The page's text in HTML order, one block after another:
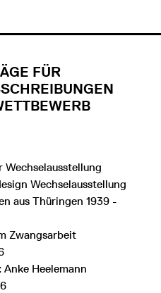
FÜR
Wechselausstellung
aus Thüringen 1939 -
Zwangsarbeit
Heelemann